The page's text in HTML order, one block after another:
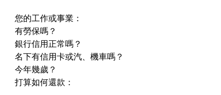
您的工作或事業：
有勞保嗎？
銀行信用正常嗎？
名下有信用卡或汽、機車嗎？
今年幾歲？
打算如何還款：